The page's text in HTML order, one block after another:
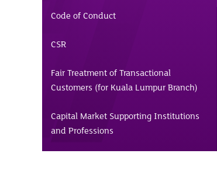
Code of Conduct
CSR
Fair Treatment of Transactional
Customers (for Kuala Lumpur Branch)
Capital Market Supporting Institutions
and Professions